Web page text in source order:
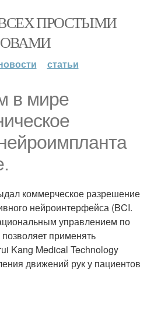
ПРОСТЫМИ
статьи
в мире
коммерческое разрешение
нейроинтерфейса (BCI.
управлением по
применять
Kang Medical Technology
движений рук у пациентов